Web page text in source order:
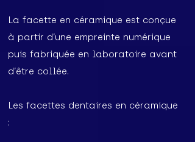
La facette en céramique est conçue
à partir d’une empreinte numérique
puis fabriquée en laboratoire avant
d’être collée.
Les facettes dentaires en céramique
: